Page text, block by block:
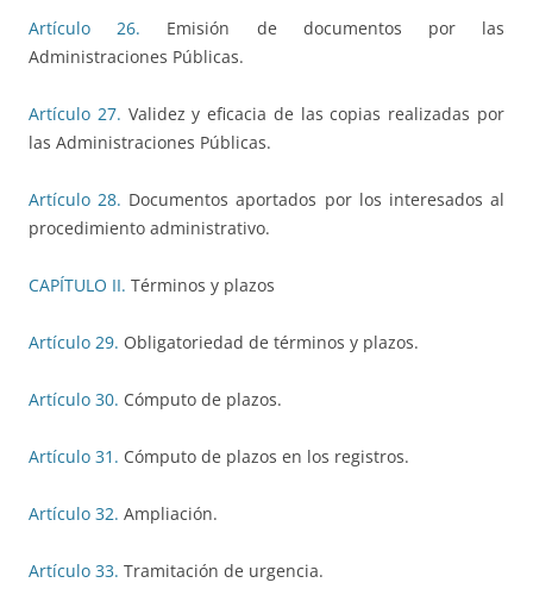
Artículo 26. Emisión de documentos por las
Administraciones Públicas.
Artículo 27. Validez y eficacia de las copias realizadas por
las Administraciones Públicas.
Artículo 28. Documentos aportados por los interesados al
procedimiento administrativo.
CAPÍTULO II. Términos y plazos
Artículo 29. Obligatoriedad de términos y plazos.
Artículo 30. Cómputo de plazos.
Artículo 31. Cómputo de plazos en los registros.
Artículo 32. Ampliación.
Artículo 33. Tramitación de urgencia.